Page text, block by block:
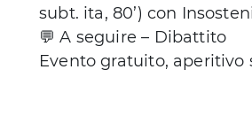
subt. ita, 80’) con
💬 A seguire – Dibattito
Evento gratuito,